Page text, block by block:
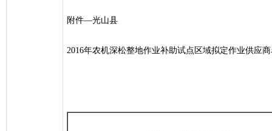
附件―光山县
2016年农机深松整地作业补助试点区域拟定作业供应